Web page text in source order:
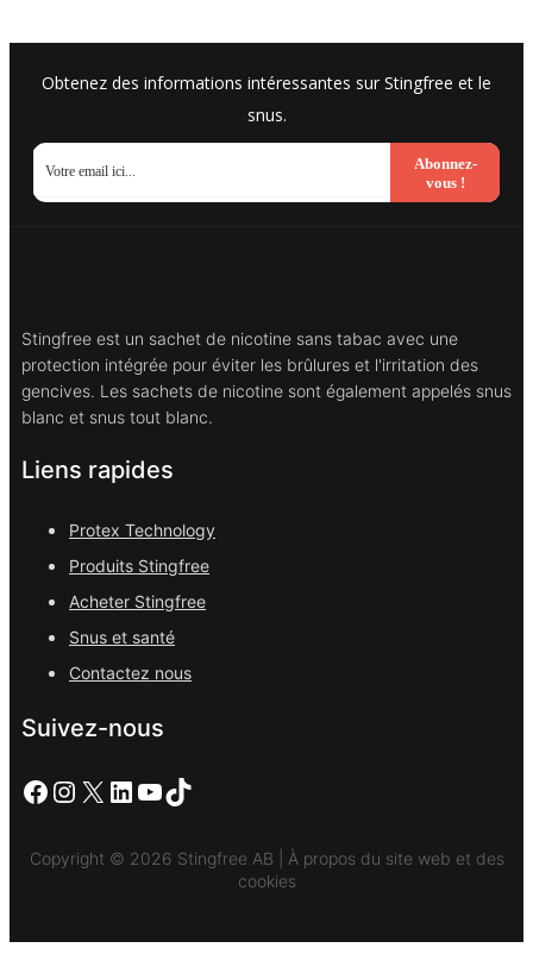
Obtenez des informations intéressantes sur Stingfree et le
snus.
Abonnez-
vous !
Stingfree est un sachet de nicotine sans tabac avec une
protection intégrée pour éviter les brûlures et l'irritation des
gencives. Les sachets de nicotine sont également appelés snus
blanc et snus tout blanc.
Liens rapides
Protex Technology
Produits Stingfree
Acheter Stingfree
Snus et santé
Contactez nous
Suivez-nous
Facebook
Instagram
X LinkedIn
YouTube
TikTok
Copyright © 2026 Stingfree AB | À propos du site web et des
cookies